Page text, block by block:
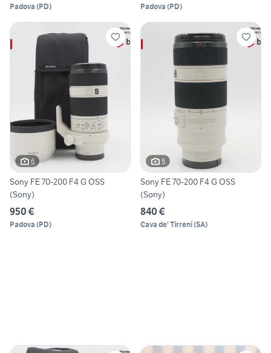
Padova (PD) Padova (PD)
6
Sony FE 70-200 F4 G OSS
(Sony)
950 €
Padova (PD)
5
Sony FE 70-200 F4 G OSS
(Sony)
840 €
Cava de' Tirreni(SA)